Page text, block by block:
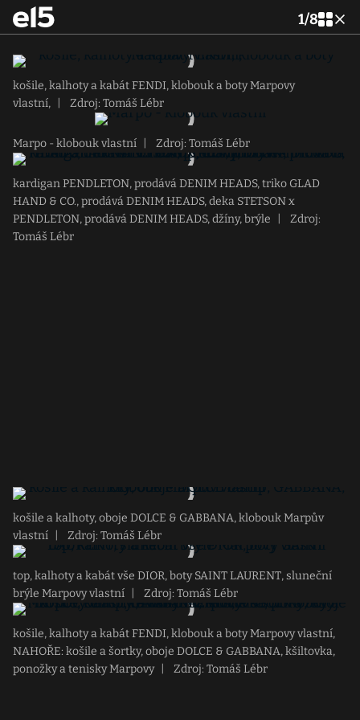
1/8
košile, kalhoty a kabát FENDI, klobouk a boty Marpovy
vlastní,
Zdroj: Tomáš Lébr
Marpo - klobouk vlastní Zdroj: Tomáš Lébr
kardigan PENDLETON, prodává DENIM HEADS, triko GLAD
HAND & CO., prodává DENIM HEADS, deka STETSON x
PENDLETON, prodává DENIM HEADS, džíny, brýle
Zdroj:
Tomáš Lébr
košile a kalhoty, oboje DOLCE & GABBANA, klobouk Marpův
vlastní
Zdroj: Tomáš Lébr
top, kalhoty a kabát vše DIOR, boty SAINT LAURENT, sluneční
brýle Marpovy vlastní
Zdroj: Tomáš Lébr
košile, kalhoty a kabát FENDI, klobouk a boty Marpovy vlastní,
NAHOŘE: košile a šortky, oboje DOLCE & GABBANA, kšiltovka,
ponožky a tenisky Marpovy
Zdroj: Tomáš Lébr